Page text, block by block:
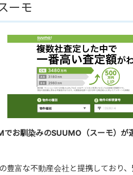
ーモ
でお馴染みのSUUMO（スーモ）が
豊富な不動産会社と提携しており、